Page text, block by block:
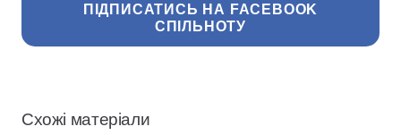
ПІДПИСАТИСЬ НА FACEBOOK
СПІЛЬНОТУ
Схожі матеріали